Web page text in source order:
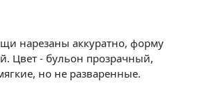
нарезаны аккуратно, форму
Цвет - бульон прозрачный,
но не разваренные.